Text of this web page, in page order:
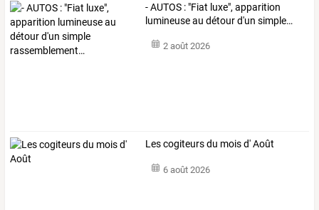
-AUTOS : "Fiat luxe", apparition
lumineuseau détourd'un simple…
2 août 2026
Les cogiteurs du mois d' Août
6 août 2026